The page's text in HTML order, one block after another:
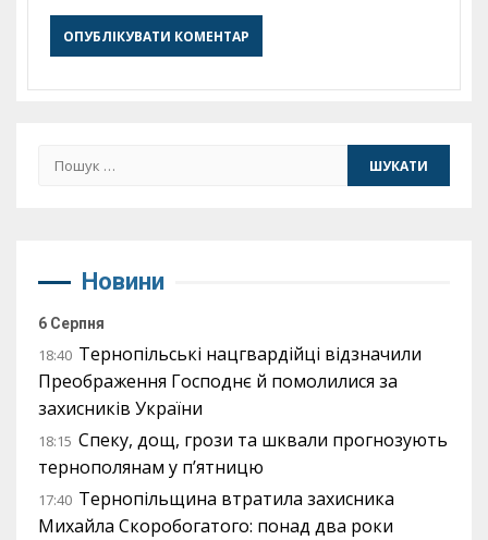
Пошук:
Новини
6 Серпня
18:40 Тернопільські нацгвардійці відзначили
Преображення Господнє й помолилися за
захисників України
18:15 Спеку, дощ, грози та шквали прогнозують
тернополянам у п’ятницю
17:40 Тернопільщина втратила захисника
Михайла Скоробогатого: понад два роки